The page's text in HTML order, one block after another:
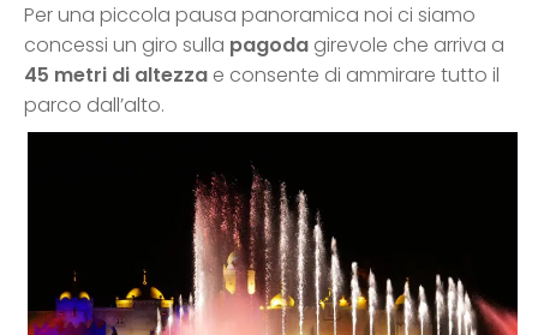
Per una piccola pausa panoramica noi ci siamo
concessi un giro sulla pagoda girevole che arriva a
45 metri di altezza e consente di ammirare tutto il
parco dall’alto.